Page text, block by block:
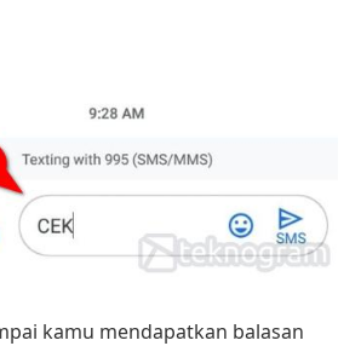
kamu mendapatkan balasan